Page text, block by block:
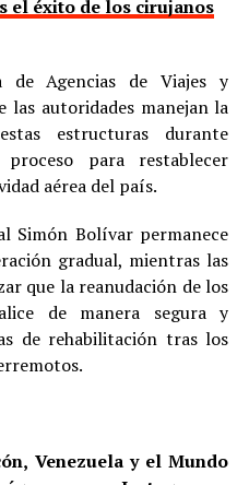
el éxito de los cirujanos
de Agencias de Viajes y
las autoridades manejan la
estructuras durante
para restablecer
aérea del país.
Simón Bolívar permanece
gradual, mientras las
que la reanudación de los
de manera segura y
de rehabilitación tras los
Venezuela y el Mundo